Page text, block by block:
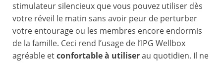
stimulateur silencieux que vous pouvez utiliser dès
votre réveil le matin sans avoir peur de perturber
votre entourage ou les membres encore endormis
de la famille. Ceci rend l’usage de l’IPG Wellbox
agréable etconfortable à utiliserau quotidien. Il ne